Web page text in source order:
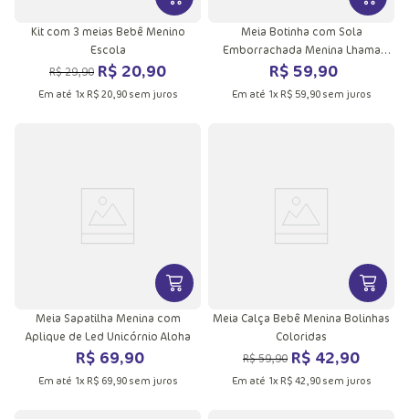
Kit com 3 meias Bebê Menino
Escola
R$29,90 R$ 20,90
Em até 1x R$ 20,90sem juros
Meia Botinha com Sola
Emborrachada Menina Lhama
Queen
R$ 59,90
Em até 1x R$ 59,90sem juros
VER MAIS INFORMAÇÕES DO
Meia Sapatilha Menina com
Aplique de Led Unicórnio Aloha
R$ 69,90
Em até 1x R$ 69,90sem juros
VER
Meia Calça Bebê Menina Bolinhas
Coloridas
R$59,90 R$ 42,90
Em até 1x R$ 42,90sem juros